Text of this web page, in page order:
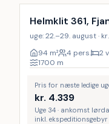
Helmklit 361,
uge: 22.–29. august ·
94 m² 4 pers. 2
1700 m
Pris for næste ledige
kr. 4.339
Uge 34 · ankomst
inkl. ekspeditionsgebyr